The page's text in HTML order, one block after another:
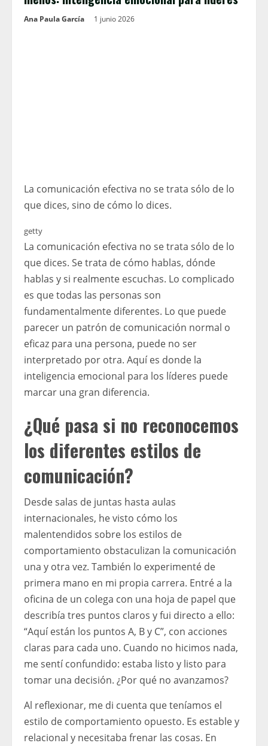
Ana Paula García 1 junio 2026
La comunicación efectiva no se trata sólo de lo
que dices, sino de cómo lo dices.
getty
La comunicación efectiva no se trata sólo de lo
que dices. Se trata de cómo hablas, dónde
hablas y si realmente escuchas. Lo complicado
es que todas las personas son
fundamentalmente diferentes. Lo que puede
parecer un patrón de comunicación normal o
eficaz para una persona, puede no ser
interpretado por otra. Aquí es donde la
inteligencia emocional para los líderes puede
marcar una gran diferencia.
¿Qué pasa si no reconocemos
los diferentes estilos de
comunicación?
Desde salas de juntas hasta aulas
internacionales, he visto cómo los
malentendidos sobre los estilos de
comportamiento obstaculizan la comunicación
una y otra vez. También lo experimenté de
primera mano en mi propia carrera. Entré a la
oficina de un colega con una hoja de papel que
describía tres puntos claros y fui directo a ello:
“Aquí están los puntos A, B y C”, con acciones
claras para cada uno. Cuando no hicimos nada,
me sentí confundido: estaba listo y listo para
tomar una decisión. ¿Por qué no avanzamos?
Al reflexionar, me di cuenta que teníamos el
estilo de comportamiento opuesto. Es estable y
relacional y necesitaba frenar las cosas. En